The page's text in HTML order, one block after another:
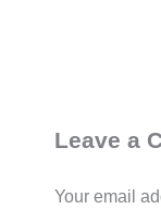
Leave a
Your email